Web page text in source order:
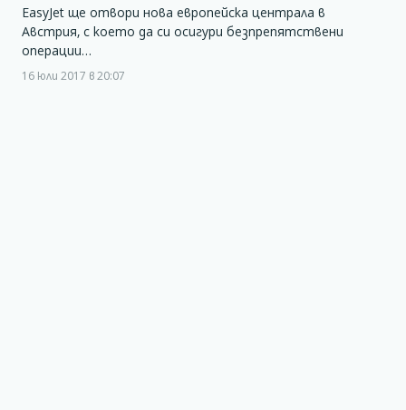
EasyJet ще отвори нова европейска централа в
Австрия, с което да си осигури безпрепятствени
операции…
16 юли 2017 в 20:07